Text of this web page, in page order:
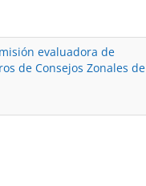
evaluadora de
de Consejos Zonales de